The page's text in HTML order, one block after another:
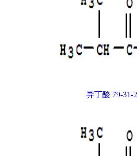
异丁酸 79-31-2